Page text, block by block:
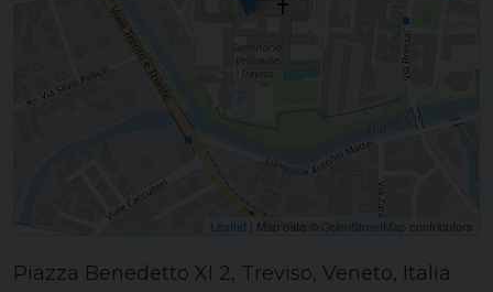
Leaflet | Map data © OpenStreetMap contributors
Piazza Benedetto XI 2, Treviso, Veneto, Italia